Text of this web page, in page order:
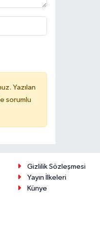
Yazılan
sorumlu
Gizlilik Sözleşmesi
Yayın İlkeleri
Künye